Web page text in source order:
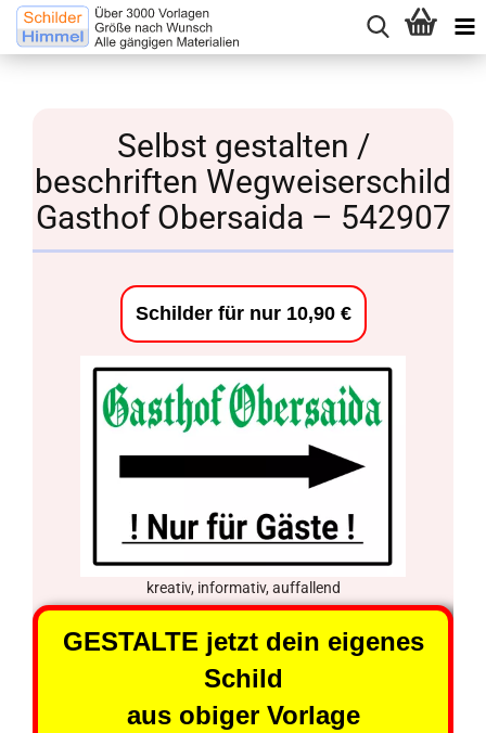
Selbst gestalten /
beschriften Wegweiserschild
Gasthof Obersaida – 542907
Schilder für nur 10,90 €
kreativ, informativ, auffallend
GESTALTE jetzt dein eigenes
Schild
aus obiger Vorlage